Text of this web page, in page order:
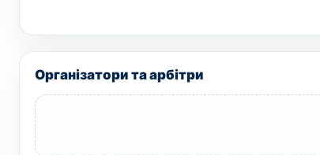
Організатори та арбітри